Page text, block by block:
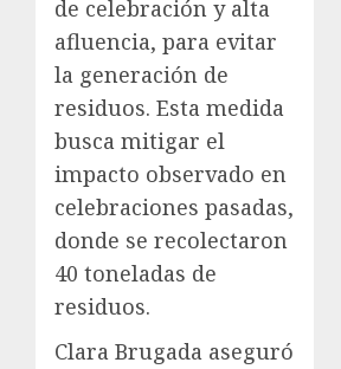
de celebración y alta
afluencia, para evitar
la generación de
residuos. Esta medida
busca mitigar el
impacto observado en
celebraciones pasadas,
donde se recolectaron
40 toneladas de
residuos.
Clara Brugada aseguró